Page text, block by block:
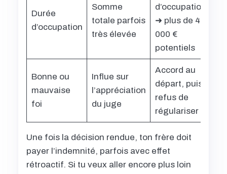
Durée
d’occupation
Somme
totale parfois
très élevée
d’occupation
➜ plus de 40
000 €
potentiels
Bonne ou
mauvaise
foi
Influe sur
l’appréciation
du juge
Accord au
départ, puis
refus de
régulariser
Une fois la décision rendue, ton frère doit
payer l’indemnité, parfois avec effet
rétroactif. Si tu veux aller encore plus loin